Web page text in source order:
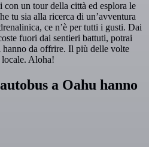
un tour della città ed esplora le
tu sia alla ricerca di un’avventura
ce n’è per tutti i gusti. Dai
fuori dai sentieri battuti, potrai
da offrire. Il più delle volte
Aloha!
a Oahu hanno